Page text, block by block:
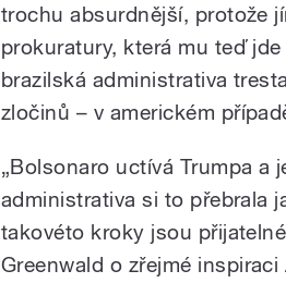
trochu absurdnější, protože
prokuratury, která mu teď
brazilská administrativa
zločinů – v americkém
„Bolsonaro uctívá Trumpa a
administrativa si to přebrala
takovéto kroky jsou
Greenwald o zřejmé